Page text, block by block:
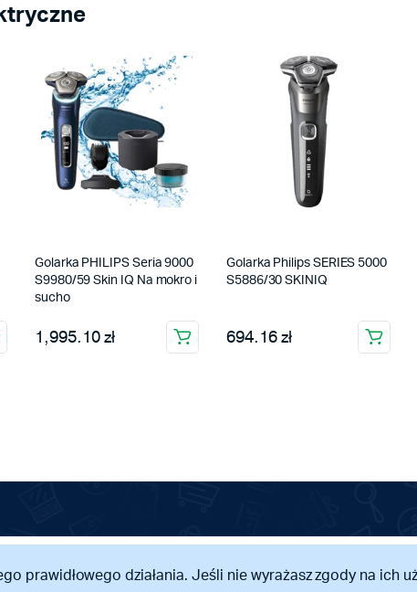
Golarka PHILIPS Seria 9000
S9980/59 Skin IQ Na mokro i
sucho
1,995.10 zł
Golarka Philips SERIES 5000
S5886/30 SKINIQ
694.16 zł
prawidłowego działania. Jeśli nie wyrażasz zgody na ich